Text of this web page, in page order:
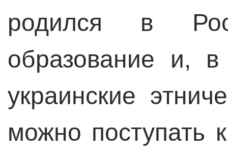
родился в
образование и, в
украинские
можно поступать